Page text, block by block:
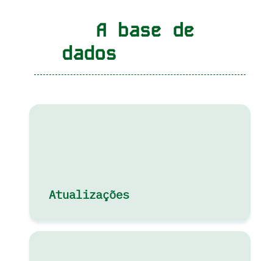
A base de
dados
Atualizações